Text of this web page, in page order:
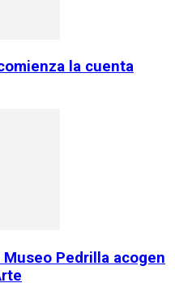
la cuenta
Pedrilla acogen